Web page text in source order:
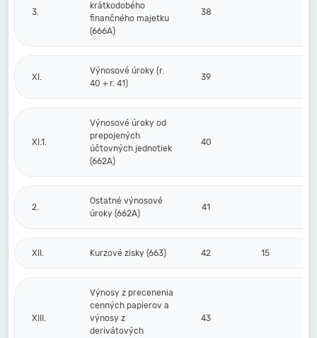
3.
krátkodobého
finančného majetku
(666A)
38
XI.
Výnosové úroky (r.
40 + r. 41)
39
XI.1.
Výnosové úroky od
prepojených
účtovných jednotiek
(662A)
40
2.
Ostatné výnosové
úroky (662A)
41
XII. Kurzové zisky (663) 42 15
XIII.
Výnosy z precenenia
cenných papierov a
výnosy z
derivátových
43